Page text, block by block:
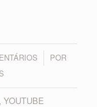
/
POR
,YOUTUBE